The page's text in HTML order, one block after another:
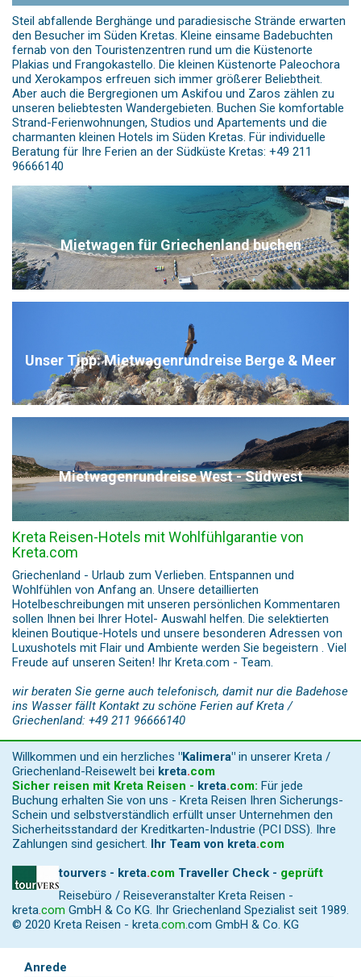
Steil abfallende Berghänge und paradiesische Strände erwarten
den Besucher im Süden Kretas. Kleine einsame Badebuchten
fernab von den Touristenzentren rund um die Küstenorte
Plakias und Frangokastello. Die kleinen Küstenorte Paleochora
und Xerokampos erfreuen sich immer größerer Beliebtheit.
Aber auch die Bergregionen um Askifou und Zaros zählen zu
unseren beliebtesten Wandergebieten. Buchen Sie komfortable
Strand-Ferienwohnungen, Studios und Apartements und die
charmanten kleinen Hotels im Süden Kretas. Für individuelle
Beratung für Ihre Ferien an der Südküste Kretas: +49 211
96666140
Mietwagen für Griechenland buchen
Unser Tipp: Mietwagenrundreise Berge & Meer
Mietwagenrundreise West - Südwest
Kreta Reisen-Hotels mit Wohlfühlgarantie von
Kreta.com
Griechenland - Urlaub zum Verlieben. Entspannen und
Wohlfühlen von Anfang an. Unsere detaillierten
Hotelbeschreibungen mit unseren persönlichen Kommentaren
sollen Ihnen bei Ihrer Hotel- Auswahl helfen. Die selektierten
kleinen Boutique-Hotels und unsere besonderen Adressen von
Luxushotels mit Flair und Ambiente werden Sie begeistern . Viel
Freude auf unseren Seiten! Ihr Kreta.com - Team.
wir beraten Sie gerne auch telefonisch, damit nur die Badehose
ins Wasser fällt Kontakt zu schöne Ferien auf Kreta /
Griechenland: +49 211 96666140
Willkommen und ein herzliches "Kalimera" in unserer Kreta /
Griechenland-Reisewelt bei kreta.com
Sicher reisen mit Kreta Reisen - kreta.com: Für jede
Buchung erhalten Sie von uns - Kreta Reisen Ihren Sicherungs-
Schein und selbstverständlich erfüllt unser Unternehmen den
Sicherheitsstandard der Kreditkarten-Industrie (PCI DSS). Ihre
Zahlungen sind gesichert. Ihr Team von kreta.com
tourvers - kreta.com Traveller Check - geprüft
Reisebüro / Reiseveranstalter Kreta Reisen -
kreta.com GmbH & Co KG. Ihr Griechenland Spezialist seit 1989.
© 2020 Kreta Reisen - kreta.com.com GmbH & Co. KG
Anrede